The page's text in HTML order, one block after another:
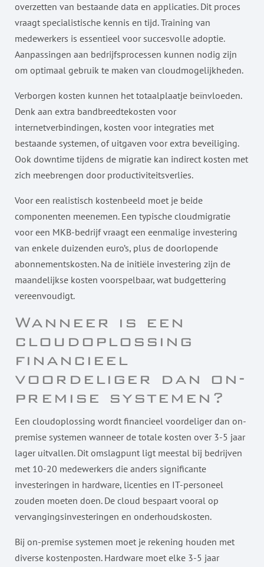
overzetten van bestaande data en applicaties. Dit proces
vraagt specialistische kennis en tijd. Training van
medewerkers is essentieel voor succesvolle adoptie.
Aanpassingen aan bedrijfsprocessen kunnen nodig zijn
om optimaal gebruik te maken van cloudmogelijkheden.
Verborgen kosten kunnen het totaalplaatje beïnvloeden.
Denk aan extra bandbreedtekosten voor
internetverbindingen, kosten voor integraties met
bestaande systemen, of uitgaven voor extra beveiliging.
Ook downtime tijdens de migratie kan indirect kosten met
zich meebrengen door productiviteitsverlies.
Voor een realistisch kostenbeeld moet je beide
componenten meenemen. Een typische cloudmigratie
voor een MKB-bedrijf vraagt een eenmalige investering
van enkele duizenden euro’s, plus de doorlopende
abonnementskosten. Na de initiële investering zijn de
maandelijkse kosten voorspelbaar, wat budgettering
vereenvoudigt.
Wanneer is een
cloudoplossing
financieel
voordeliger dan on-
premise systemen?
Een cloudoplossing wordt financieel voordeliger dan on-
premise systemen wanneer de totale kosten over 3-5 jaar
lager uitvallen. Dit omslagpunt ligt meestal bij bedrijven
met 10-20 medewerkers die anders significante
investeringen in hardware, licenties en IT-personeel
zouden moeten doen. De cloud bespaart vooral op
vervangingsinvesteringen en onderhoudskosten.
Bij on-premise systemen moet je rekening houden met
diverse kostenposten. Hardware moet elke 3-5 jaar